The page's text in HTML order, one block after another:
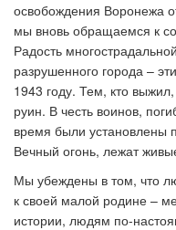
освобождения Воронежа
мы вновь обращаемся к
Радость
разрушенного города –
1943 году. Тем, кто
руин. В честь воинов,
время были установлены
Вечный огонь, лежат
Мы убеждены в том, что
к своей малой родине –
истории, людям по-